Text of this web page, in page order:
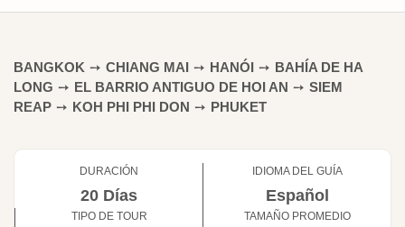
BANGKOK ➙ CHIANG MAI ➙ HANÓI ➙ BAHÍA DE HA
LONG ➙ EL BARRIO ANTIGUO DE HOI AN ➙ SIEM
REAP ➙ KOH PHI PHI DON ➙ PHUKET
DURACIÓN
20 Días
IDIOMA DEL GUÍA
Español
TIPO DE TOUR TAMAÑO PROMEDIO